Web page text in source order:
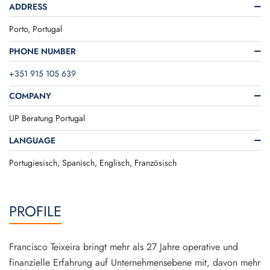
ADDRESS
Porto, Portugal
PHONE NUMBER
+351 915 105 639
COMPANY
UP Beratung Portugal
LANGUAGE
Portugiesisch, Spanisch, Englisch, Französisch
PROFILE
Francisco Teixeira bringt mehr als 27 Jahre operative und
finanzielle Erfahrung auf Unternehmensebene mit, davon mehr